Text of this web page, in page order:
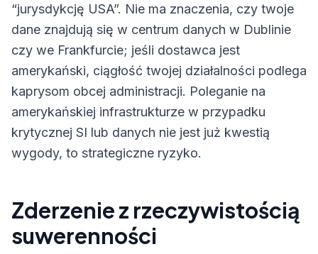
“jurysdykcję USA”. Nie ma znaczenia, czy twoje
dane znajdują się w centrum danych w Dublinie
czy we Frankfurcie; jeśli dostawca jest
amerykański, ciągłość twojej działalności podlega
kaprysom obcej administracji. Poleganie na
amerykańskiej infrastrukturze w przypadku
krytycznej SI lub danych nie jest już kwestią
wygody, to strategiczne ryzyko.
Zderzenie z rzeczywistością
suwerenności